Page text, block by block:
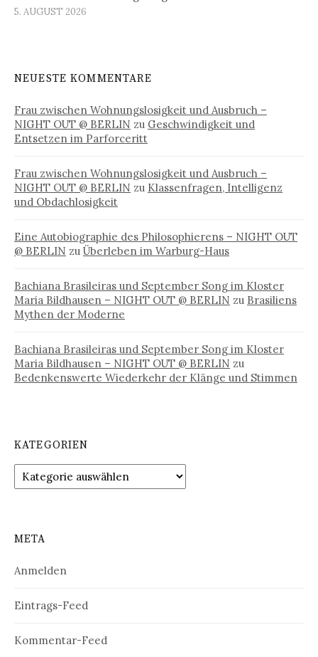
5. AUGUST 2026
NEUESTE KOMMENTARE
Frau zwischen Wohnungslosigkeit und Ausbruch –
NIGHT OUT @ BERLIN zu Geschwindigkeit und
Entsetzen im Parforceritt
Frau zwischen Wohnungslosigkeit und Ausbruch –
NIGHT OUT @ BERLIN zu Klassenfragen, Intelligenz
und Obdachlosigkeit
Eine Autobiographie des Philosophierens – NIGHT OUT
@ BERLIN zu Überleben im Warburg-Haus
Bachiana Brasileiras und September Song im Kloster
Maria Bildhausen – NIGHT OUT @ BERLIN zu Brasiliens
Mythen der Moderne
Bachiana Brasileiras und September Song im Kloster
Maria Bildhausen – NIGHT OUT @ BERLIN zu
Bedenkenswerte Wiederkehr der Klänge und Stimmen
KATEGORIEN
Kategorien
META
Anmelden
Eintrags-Feed
Kommentar-Feed